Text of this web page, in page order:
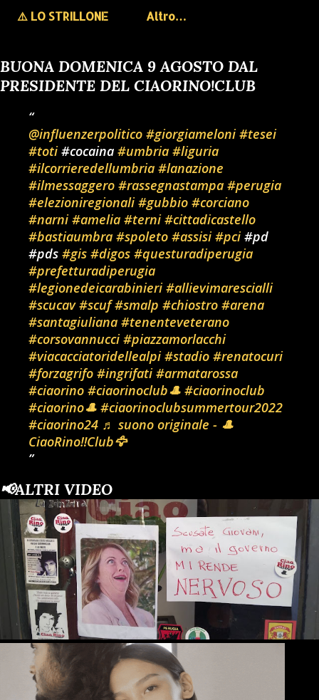
⚠️ LO STRILLONE
Altro…
BUONA DOMENICA 9 AGOSTO DAL
PRESIDENTE DEL CIAORINO!CLUB
@influenzerpolitico #giorgiameloni #tesei
#toti#cocaina #umbria #liguria
#ilcorrieredellumbria #lanazione
#ilmessaggero #rassegnastampa #perugia
#elezioniregionali #gubbio #corciano
#narni #amelia #terni #cittadicastello
#bastiaumbra #spoleto #assisi #pci#pd
#pds #gis #digos #questuradiperugia
#prefetturadiperugia
#legionedeicarabinieri #allievimarescialli
#scucav #scuf #smalp #chiostro #arena
#santagiuliana #tenenteveterano
#corsovannucci #piazzamorlacchi
#viacacciatoridellealpi #stadio #renatocuri
#forzagrifo #ingrifati #armatarossa
#ciaorino #ciaorinoclub🎩 #ciaorinoclub
#ciaorino🎩 #ciaorinoclubsummertour2022
#ciaorino24 ♬ suono originale - 🎩
CiaoRino‼️Club🦅
📢ALTRI VIDEO